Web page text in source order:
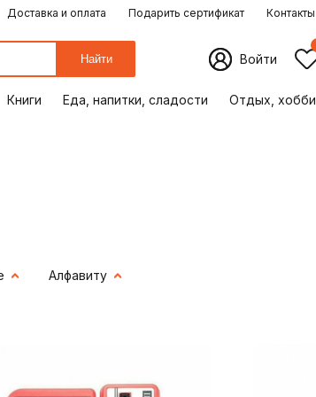
Доставка и оплата Подарить сертификат Контакты
Найти Войти
Книги Еда, напитки, сладости Отдых, хобби
Алфавиту